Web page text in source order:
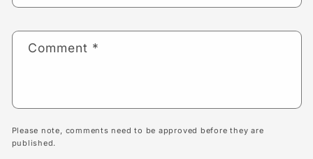
Comment *
Please note, comments need to be approved before they are
published.